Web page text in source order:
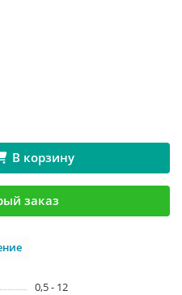
В корзину
заказ
0,5 - 12